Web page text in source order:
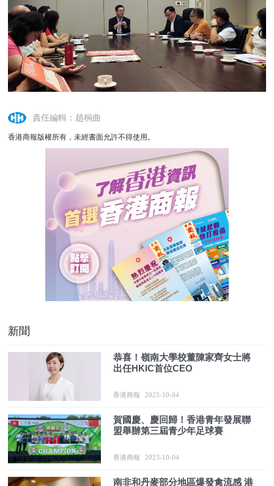
責任編輯：趙桐曲
香港商報版權所有，未經書面允許不得使用。
新聞
恭喜！嶺南大學校董陳家齊女士將
出任HKIC首位CEO
香港商報 2023-10-04
賀國慶、慶回歸！香港青年發展聯
盟舉辦第三屆青少年足球賽
香港商報 2023-10-04
南非和丹麥部分地區爆發禽流感 港